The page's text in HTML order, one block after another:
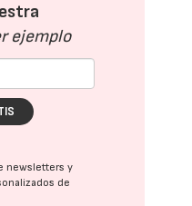
ejemplo
newsletters y
de